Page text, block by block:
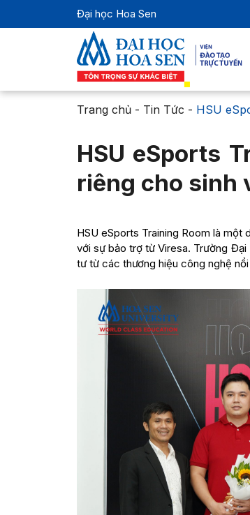
Đại học Hoa Sen
Trang chủ- Tin Tức - HSU
HSU eSports
riêng cho sinh
HSU eSports Training Room là
với sự bảo trợ từ Viresa. Trường
tư từ các thương hiệu công nghệ